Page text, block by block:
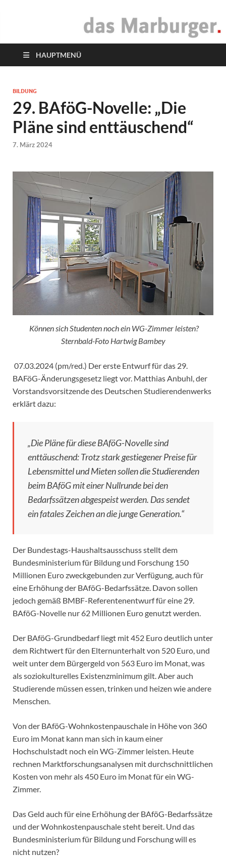
das Marburger.
HAUPTMENÜ
BILDUNG
29. BAföG-Novelle: „Die
Pläne sind enttäuschend“
7. März 2024
Können sich Studenten noch ein WG-Zimmer leisten?
Sternbald-Foto Hartwig Bambey
07.03.2024 (pm/red.) Der erste Entwurf für das 29.
BAFöG-Änderungsgesetz liegt vor. Matthias Anbuhl, der
Vorstandsvorsitzende des Deutschen Studierendenwerks
erklärt dazu:
„Die Pläne für diese BAföG-Novelle sind
enttäuschend: Trotz stark gestiegener Preise für
Lebensmittel und Mieten sollen die Studierenden
beim BAföG mit einer Nullrunde bei den
Bedarfssätzen abgespeist werden. Das sendet
ein fatales Zeichen an die junge Generation.“
Der Bundestags-Haushaltsausschuss stellt dem
Bundesministerium für Bildung und Forschung 150
Millionen Euro zweckgebunden zur Verfügung, auch für
eine Erhöhung der BAföG-Bedarfssätze. Davon sollen
jedoch gemäß BMBF-Referentenentwurf für eine 29.
BAföG-Novelle nur 62 Millionen Euro genutzt werden.
Der BAföG-Grundbedarf liegt mit 452 Euro deutlich unter
dem Richtwert für den Elternunterhalt von 520 Euro, und
weit unter dem Bürgergeld von 563 Euro im Monat, was
als soziokulturelles Existenzminimum gilt. Aber auch
Studierende müssen essen, trinken und heizen wie andere
Menschen.
Von der BAföG-Wohnkostenpauschale in Höhe von 360
Euro im Monat kann man sich in kaum einer
Hochschulstadt noch ein WG-Zimmer leisten. Heute
rechnen Marktforschungsanalysen mit durchschnittlichen
Kosten von mehr als 450 Euro im Monat für ein WG-
Zimmer.
Das Geld auch für eine Erhöhung der BAföG-Bedarfssätze
und der Wohnkostenpauschale steht bereit. Und das
Bundesministerium für Bildung und Forschung will es
nicht nutzen?